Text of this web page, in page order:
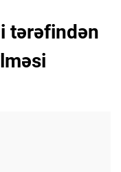
tərəfindən